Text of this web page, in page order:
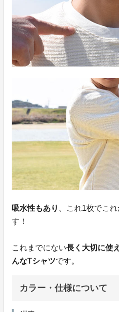
吸水性もあり
、これ1枚でこ
す！
これまでにない長く大切に使
んなTシャツです。
カラー・仕様について